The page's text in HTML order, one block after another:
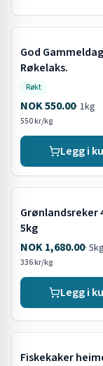
God
Røkelaks.
Røkt
NOK 550.00· 1kg
550 kr/kg
Legg i
Grønlandsreker
5kg
NOK 1,680.00· 5kg
336 kr/kg
Legg i
Fiskekaker